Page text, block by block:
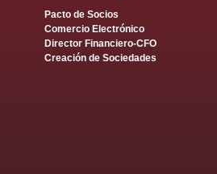
Pacto de Socios
Comercio Electrónico
Director Financiero-CFO
Creación de Sociedades